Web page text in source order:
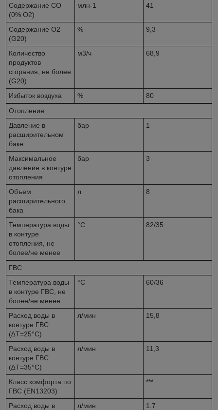
Содержание CO
(0% O2)
млн-1 41
Содержание O2
(G20)
% 9,3
Количество
продуктов
сгорания, не более
(G20)
м3/ч 68,9
Избыток воздуха %
80
Отопление
Давление в
расширительном
баке
бар 1
Максимальное
давление в контуре
отопления
бар 3
Объем
расширительного
бака
л 8
Температура воды
в контуре
отопления, не
более/не менее
°C 82/35
ГВС
Температура воды
в контуре ГВС, не
более/не менее
°C 60/36
Расход воды в
контуре ГВС
(∆Т=25°С)
л/мин 15,8
Расход воды в
контуре ГВС
(∆Т=35°С)
л/мин 11,3
Класс комфорта по
ГВС (EN13203)
***
Расход воды в
л/мин 1.7